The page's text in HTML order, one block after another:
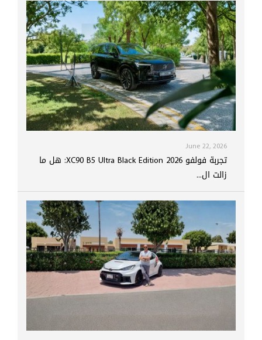
June 22, 2026
تجربة فولفو XC90 B5 Ultra Black Edition 2026: هل ما
زالت ال...